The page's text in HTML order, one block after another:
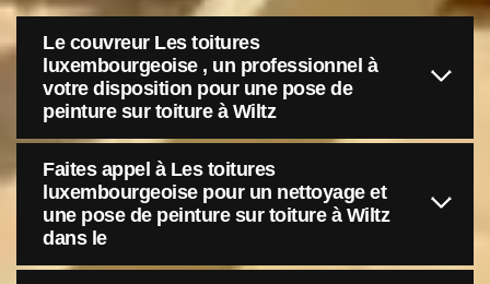
Le couvreur Les toitures
luxembourgeoise , un professionnel à
votre disposition pour une pose de
peinture sur toiture à Wiltz
Faites appel à Les toitures
luxembourgeoise pour un nettoyage et
une pose de peinture sur toiture à Wiltz
dans le